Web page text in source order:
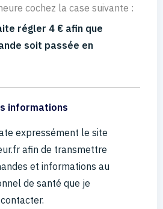
cochez la case suivante :
régler 4 € afin que
soit passée en
informations
expressément le site
afin de transmettre
et informations au
de santé que je